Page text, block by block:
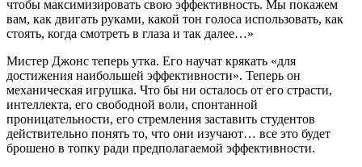
чтобы максимизировать свою эффективность. Мы покажем
вам, как двигать руками, какой тон голоса использовать, как
стоять, когда смотреть в глаза и так далее…»
Мистер Джонс теперь утка. Его научат крякать «для
достижения наибольшей эффективности». Теперь он
механическая игрушка. Что бы ни осталось от его страсти,
интеллекта, его свободной воли, спонтанной
проницательности, его стремления заставить студентов
действительно понять то, что они изучают… все это будет
брошено в топку ради предполагаемой эффективности.